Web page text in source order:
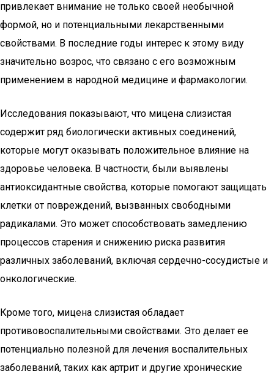
привлекает внимание не только своей необычной
формой, но и потенциальными лекарственными
свойствами. В последние годы интерес к этому виду
значительно возрос, что связано с его возможным
применением в народной медицине и фармакологии.
Исследования показывают, что мицена слизистая
содержит ряд биологически активных соединений,
которые могут оказывать положительное влияние на
здоровье человека. В частности, были выявлены
антиоксидантные свойства, которые помогают защищать
клетки от повреждений, вызванных свободными
радикалами. Это может способствовать замедлению
процессов старения и снижению риска развития
различных заболеваний, включая сердечно-сосудистые и
онкологические.
Кроме того, мицена слизистая обладает
противовоспалительными свойствами. Это делает ее
потенциально полезной для лечения воспалительных
заболеваний, таких как артрит и другие хронические